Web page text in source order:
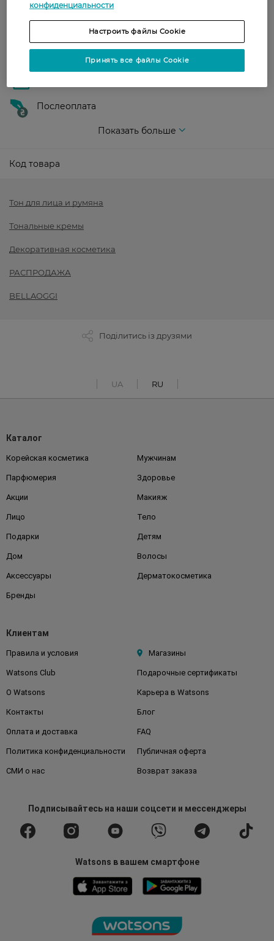
Стоимость доставки – 0 грн
Показать больше
Оплата
Послеоплата
Показать больше
Код товара
Тон для лица и румяна
Тональные кремы
Декоративная косметика
РАСПРОДАЖА
BELLAOGGI
Поділитись із друзями
UA RU
Каталог
Корейская косметика Мужчинам
Парфюмерия Здоровье
Акции Макияж
Лицо Тело
Подарки Детям
Дом Волосы
Аксессуары Дерматокосметика
Бренды
Клиентам
Правила и условия Магазины
Watsons Club Подарочные сертификаты
О Watsons Карьера в Watsons
Контакты Блог
Оплата и доставка FAQ
Политика конфиденциальности Публичная оферта
СМИ о нас Возврат заказа
Подписывайтесьна наши соцсети и мессенджеры
Watsons в вашем смартфоне
конфиденциальности
Настроить файлы Cookie
Принять все файлы Cookie